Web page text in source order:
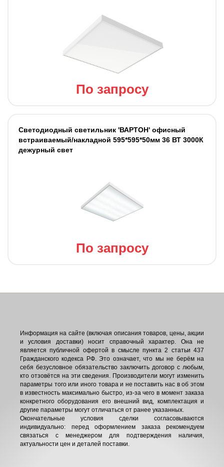
По запросу
Светодиодный светильник 'ВАРТОН' офисный
встраиваемый/накладной 595*595*50мм 36 ВТ 3000К
дежурный свет
По запросу
Информация на сайте (включая описания товаров, цены, акции
и условия доставки) носит справочный характер. Она не
является публичной офертой в смысле пункта 2 статьи 437
Гражданского кодекса РФ. Это означает, что мы не берём на
себя безусловное обязательство заключить договор с любым,
кто отзовётся на эти сведения. Производители могут изменить
параметры того или иного товара и не поставить нас в об этом
в известность максимально быстро, из-за чего в момент заказа
конкретного оборудования его внешний вид, комплектация и
другие параметры могут отличаться от ранее указанных.
Окончательные условия сделки согласовываются
индивидуально: перед оформлением заказа рекомендуем
связаться с менеджером для подтверждения наличия,
актуальности цен и деталей поставки.